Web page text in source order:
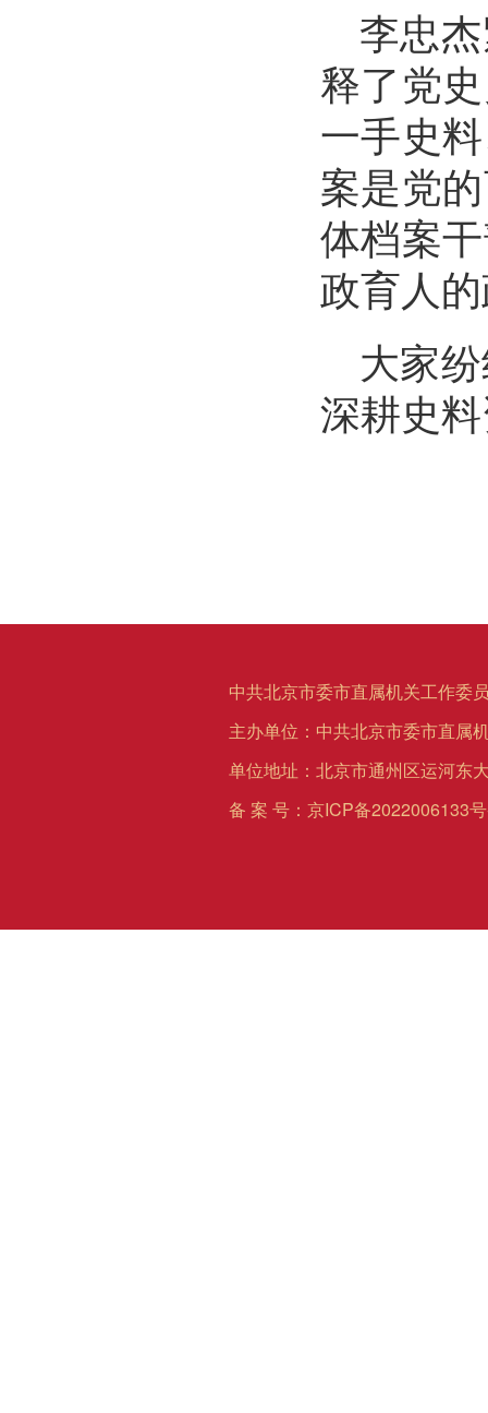
李忠
释了党
一手史
案是党
体档案
政育人
大家
深耕史
中共北京市委市直属机关工作委
主办单位：中共北京市委市直属
单位地址：北京市通州区运河东
备 案 号： 京ICP备2022006133